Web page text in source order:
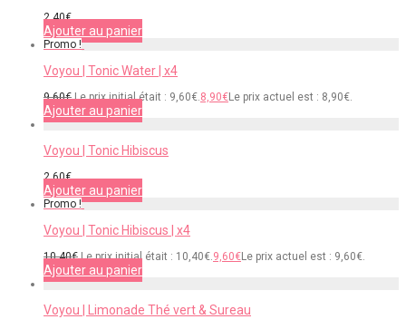
2,40€
Ajouter au panier
Promo !
Voyou | Tonic Water | x4
9,60€ Le prix initial était : 9,60€.8,90€Le prix actuel est : 8,90€.
Ajouter au panier
Voyou | Tonic Hibiscus
2,60€
Ajouter au panier
Promo !
Voyou | Tonic Hibiscus | x4
10,40€ Le prix initial était : 10,40€.9,60€Le prix actuel est : 9,60€.
Ajouter au panier
Voyou | Limonade Thé vert & Sureau